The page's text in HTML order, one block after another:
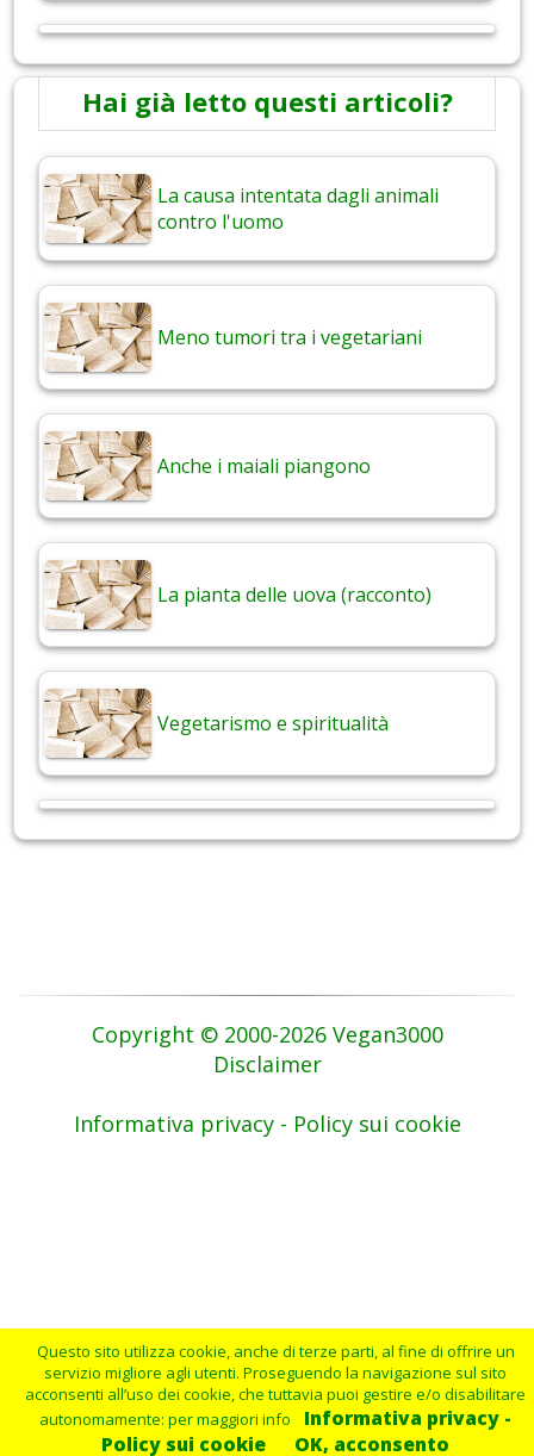
Hai già letto questi articoli?
La causa intentata dagli animali
contro l'uomo
Meno tumori tra i vegetariani
Anche i maiali piangono
La pianta delle uova (racconto)
Vegetarismo e spiritualità
Copyright © 2000-2026 Vegan3000
Disclaimer
Informativa privacy - Policy sui cookie
Questo sito utilizza cookie, anche di terze parti, al fine di offrire un
servizio migliore agli utenti. Proseguendo la navigazione sul sito
acconsenti all’uso dei cookie, che tuttavia puoi gestire e/o disabilitare
autonomamente: per maggiori info
Informativa privacy -
Policy sui cookie
OK, acconsento